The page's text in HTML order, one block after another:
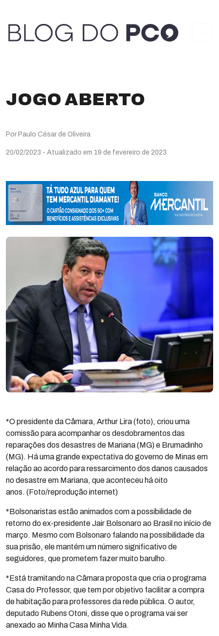
JOGO ABERTO
Por Paulo César de Oliveira
20/02/2023 - Atualizado em 19 de fevereiro de 2023
*O presidente da Câmara, Arthur Lira (foto), criou uma
comissão para acompanhar os desdobramentos das
reparações dos desastres de Mariana (MG) e Brumadinho
(MG). Há uma grande expectativa do governo de Minas em
relação ao acordo para ressarcimento dos danos causados
no desastre em Mariana, que aconteceu há oito
anos. (Foto/reprodução internet)
*Bolsonaristas estão animados com a possibilidade de
retorno do ex-presidente Jair Bolsonaro ao Brasil no início de
março. Mesmo com Bolsonaro falando na possibilidade da
sua prisão, ele mantém um número significativo de
seguidores, que prometem fazer muito barulho.
*Está tramitando na Câmara proposta que cria o programa
Casa do Professor, que tem por objetivo facilitar a compra
de habitação para professores da rede pública. O autor,
deputado Rubens Otoni, disse que o programa vai ser
anexado ao Minha Casa Minha Vida.